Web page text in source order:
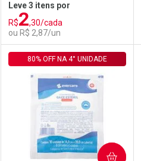
Comprar sem Desconto
Por R$ 64,99/cada
Comprar sem Desconto
Por R$ 64,99/cada
Leve 3 itens por
R$2,30/cada
ou R$ 2,87/un
Laboratório
Por Menos
80% OFF NA 4° UNIDADE
COMPRAR